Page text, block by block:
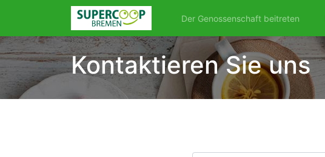
Der Genossenschaft beitreten
Kontaktieren Sie uns